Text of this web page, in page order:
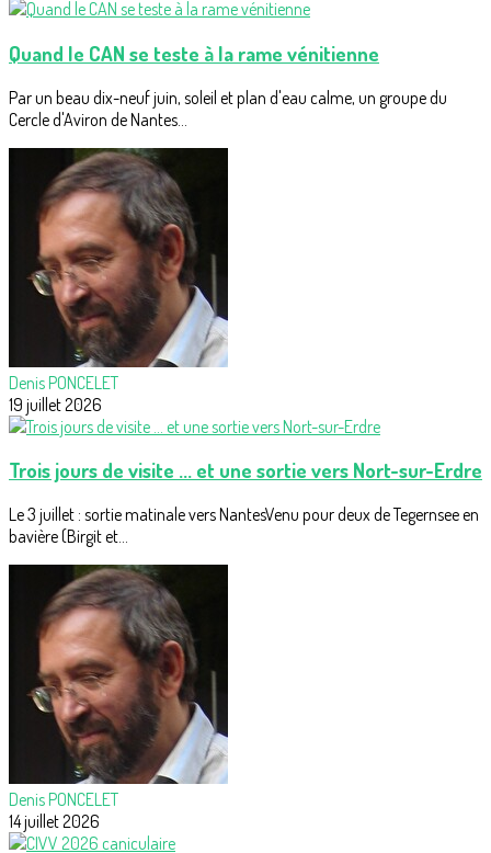
Quand le CAN se teste à la rame vénitienne
Par un beau dix-neuf juin, soleil et plan d'eau calme, un groupe du
Cercle d'Aviron de Nantes...
Denis PONCELET
19 juillet 2026
Trois jours de visite ... et une sortie vers Nort-sur-Erdre
Le 3 juillet : sortie matinale vers NantesVenu pour deux de Tegernsee en
bavière (Birgit et...
Denis PONCELET
14 juillet 2026